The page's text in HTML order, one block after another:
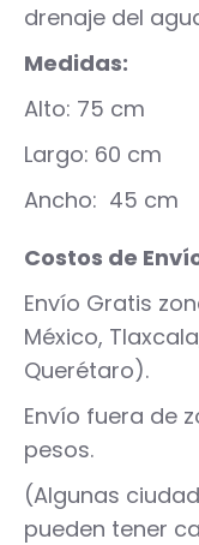
drenaje del
Medidas:
Alto: 75 cm
Largo: 60 cm
Ancho: 45 cm
Costos de
Envío Gratis
México,
Querétaro).
Envío fuera de
pesos.
(Algunas
pueden tener